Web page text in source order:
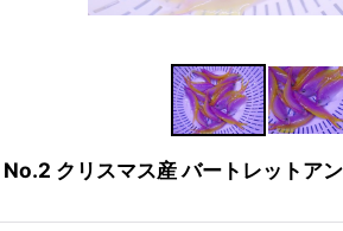
No.2 クリスマス産 バートレットア